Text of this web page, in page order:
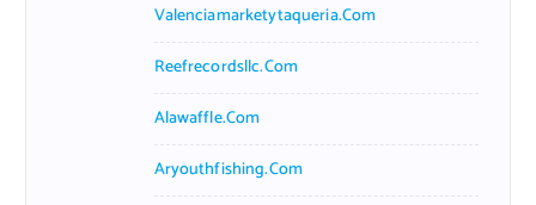
Valenciamarketytaqueria.com
Reefrecordsllc.com
Alawaffle.com
Aryouthfishing.com